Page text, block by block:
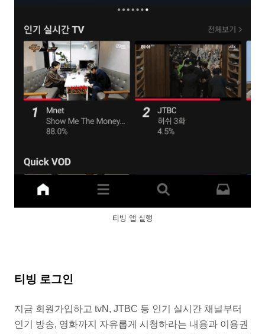
티빙 앱 실행
티빙 로그인
지금 회원가입하고 tvN, JTBC 등 인기 실시간 채널부터
인기 방송, 영화까지 자유롭게 시청하라는 내용과 이용권